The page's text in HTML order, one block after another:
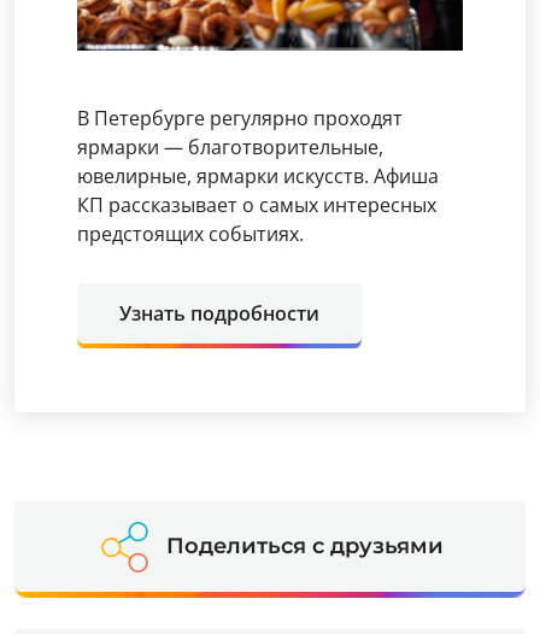
В Петербурге регулярно проходят
ярмарки — благотворительные,
ювелирные, ярмарки искусств. Афиша
КП рассказывает о самых интересных
предстоящих событиях.
Узнать подробности
Поделиться с друзьями